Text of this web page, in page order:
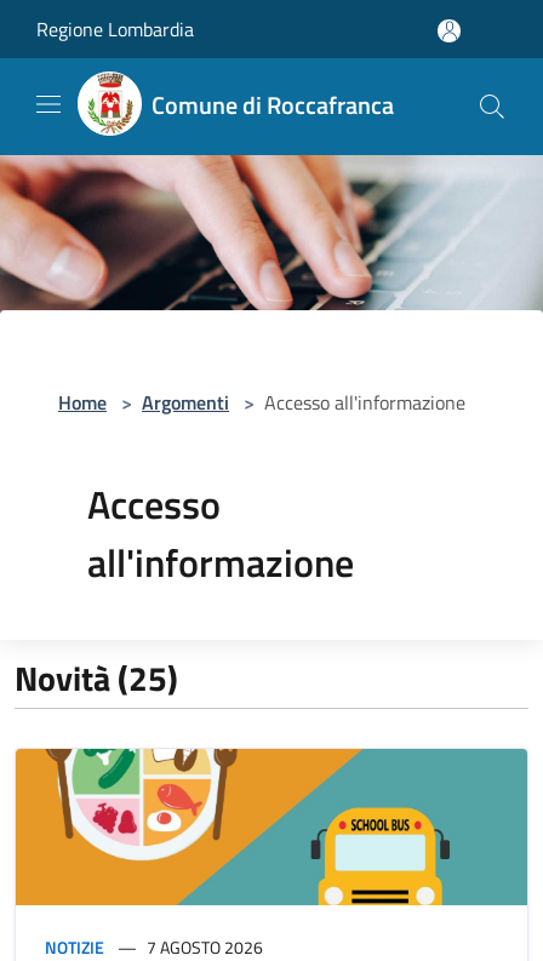
Regione Lombardia
Comune di Roccafranca
Home > Argomenti > Accesso all'informazione
Accesso
all'informazione
Novità (25)
NOTIZIE 7 AGOSTO 2026